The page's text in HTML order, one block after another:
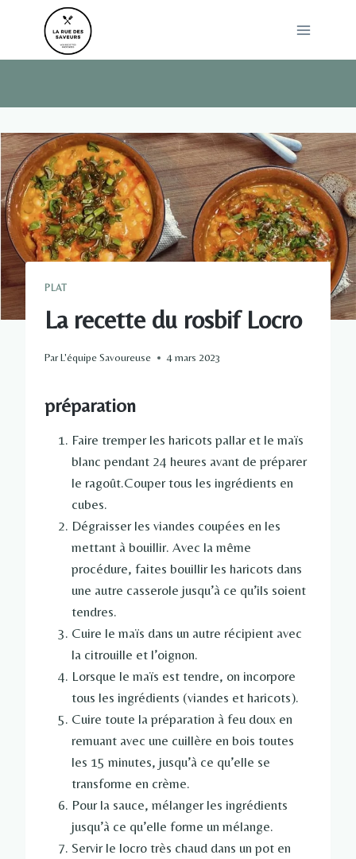
PLAT
La recette du rosbif Locro
ParL'équipe Savoureuse 4 mars 2023
préparation
Faire tremper les haricots pallar et le maïs
blanc pendant 24 heures avant de préparer
le ragoût.Couper tous les ingrédients en
cubes.
Dégraisser les viandes coupées en les
mettant à bouillir. Avec la même
procédure, faites bouillir les haricots dans
une autre casserole jusqu’à ce qu’ils soient
tendres.
Cuire le maïs dans un autre récipient avec
la citrouille et l’oignon.
Lorsque le maïs est tendre, on incorpore
tous les ingrédients (viandes et haricots).
Cuire toute la préparation à feu doux en
remuant avec une cuillère en bois toutes
les 15 minutes, jusqu’à ce qu’elle se
transforme en crème.
Pour la sauce, mélanger les ingrédients
jusqu’à ce qu’elle forme un mélange.
Servir le locro très chaud dans un pot en